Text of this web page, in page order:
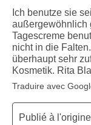
Ich benutze sie
außergewöhnlich
Tagescreme
nicht in die
überhaupt sehr
Kosmetik. Rita
Traduire avec
Publié à